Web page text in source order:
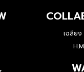
เฉลียง